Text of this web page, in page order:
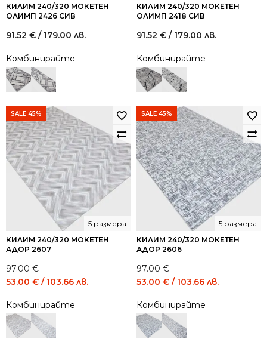
КИЛИМ 240/320 МОКЕТЕН
ОЛИМП 2426 СИВ
91.52 € / 179.00 лв.
Комбинирайте
КИЛИМ 240/320 МОКЕТЕН
ОЛИМП 2418 СИВ
91.52 € / 179.00 лв.
Комбинирайте
SALE 45%
КИЛИМ 240/320 МОКЕТЕН
АДОР 2607
5 размера
97.00€
Original
was:
97.00 €
/
53.00 € / 103.66 лв.
Комбинирайте
SALE 45%
КИЛИМ 240/320 МОКЕТЕН
АДОР 2606
5 размера
97.00€
Original
was:
97.00 €
/
53.00 € / 103.66 лв.
Комбинирайте